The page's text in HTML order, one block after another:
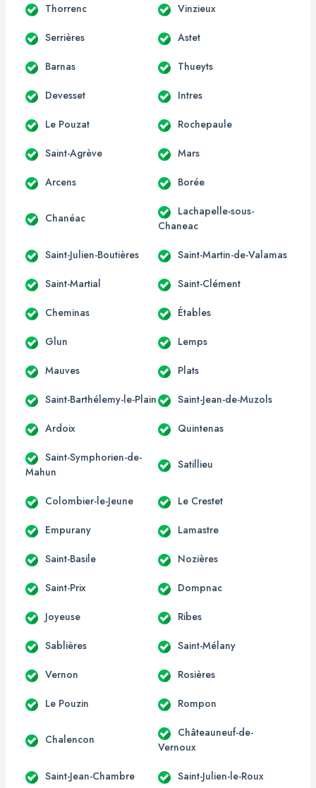
Thorrenc Vinzieux
Serrières Astet
Barnas Thueyts
Devesset Intres
Le Pouzat Rochepaule
Saint-Agrève Mars
Arcens Borée
Chanéac
Lachapelle-sous-
Chaneac
Saint-Julien-Boutières Saint-Martin-de-Valamas
Saint-Martial Saint-Clément
Cheminas Étables
Glun Lemps
Mauves Plats
Saint-Barthélemy-le-Plain Saint-Jean-de-Muzols
Ardoix Quintenas
Saint-Symphorien-de-
Mahun
Satillieu
Colombier-le-Jeune Le Crestet
Empurany Lamastre
Saint-Basile Nozières
Saint-Prix Dompnac
Joyeuse Ribes
Sablières Saint-Mélany
Vernon Rosières
Le Pouzin Rompon
Chalencon
Châteauneuf-de-
Vernoux
Saint-Jean-Chambre Saint-Julien-le-Roux